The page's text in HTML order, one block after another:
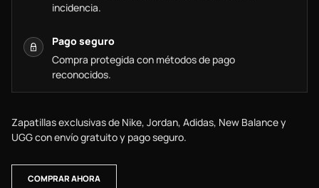
incidencia.
Pago seguro
Compra protegida con métodos de pago
reconocidos.
Zapatillas exclusivas de Nike, Jordan, Adidas, New Balance y
UGG con envío gratuito y pago seguro.
COMPRAR AHORA